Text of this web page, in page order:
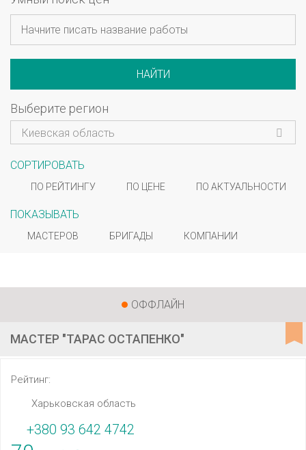
НАЙТИ
Выберите регион
Киевская область
СОРТИРОВАТЬ
ПО РЕЙТИНГУ ПО ЦЕНЕ ПО АКТУАЛЬНОСТИ
ПОКАЗЫВАТЬ
МАСТЕРОВ БРИГАДЫ КОМПАНИИ
ОФФЛАЙН
МАСТЕР "ТАРАС ОСТАПЕНКО"
Рейтинг:
Харьковская область
+380 93 642 4742